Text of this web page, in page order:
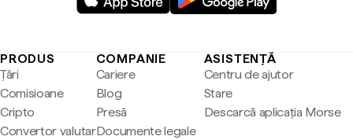
PRODUS
Țări
Comisioane
Cripto
Convertor valutar
COMPANIE
Cariere
Blog
Presă
Documente legale
ASISTENȚĂ
Centru de ajutor
Stare
Descarcă aplicația Morse